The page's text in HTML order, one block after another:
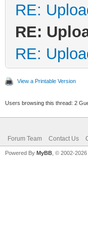
RE:
RE:
RE:
View a Printable Version
Users browsing this thread: 2
Forum Team Contact Us
Powered By MyBB , © 2002-2026